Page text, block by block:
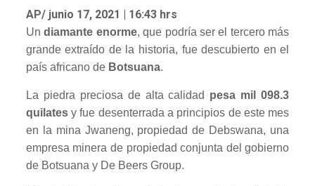
AP/ junio 17, 2021 | 16:43 hrs
Undiamante enorme, que podría ser el tercero más
grande extraído de la historia, fue descubierto en el
país africano de Botsuana.
La piedra preciosa de alta calidad pesa mil 098.3
quilatesy fue desenterrada a principios de este mes
en la mina Jwaneng, propiedad de Debswana, una
empresa minera de propiedad conjunta del gobierno
de Botsuana y De Beers Group.